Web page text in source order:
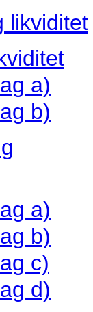
likviditet
a)
b)
a)
b)
c)
d)